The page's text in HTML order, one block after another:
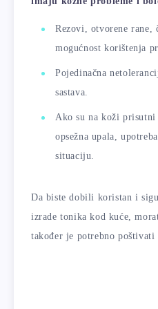
Rezovi, otvorene
mogućnost korištenja
Pojedinačna
sastava.
Ako su na koži
opsežna upala,
situaciju.
Da biste dobili koristan i
izrade tonika kod kuće,
također je potrebno